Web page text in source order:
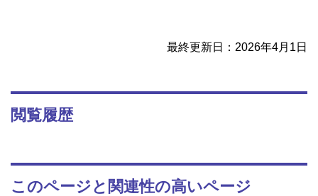
最終更新日：2026年4月1日
閲覧履歴
このページと関連性の高いページ